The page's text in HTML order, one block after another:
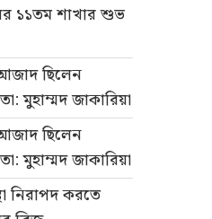
১১তম শাখার শুভ
ছিলেন
মুহাম্মদ জাকারিয়া
ছিলেন
মুহাম্মদ জাকারিয়া
নিরাপদ করতে